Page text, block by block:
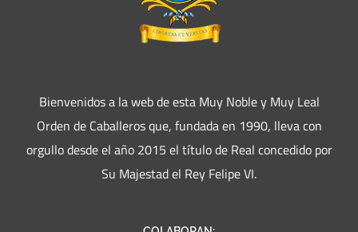
Bienvenidos a la web de esta Muy Noble y Muy Leal
Orden de Caballeros que, fundada en 1990, lleva con
orgullo desde el año 2015 el título de Real concedido por
Su Majestad el Rey Felipe VI.